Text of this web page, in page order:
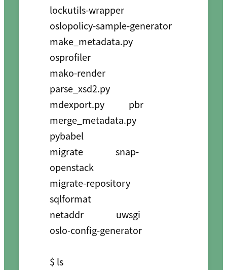
lockutils-wrapper
oslopolicy-sample-generator
make_metadata.py
osprofiler
mako-render
parse_xsd2.py
mdexport.py            pbr
merge_metadata.py
pybabel
migrate                snap-
openstack
migrate-repository
sqlformat
netaddr                uwsgi
oslo-config-generator
$ ls